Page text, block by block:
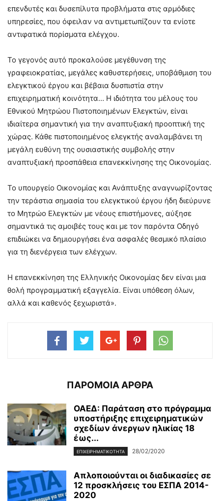
επενδυτές και δυσεπίλυτα προβλήματα στις αρμόδιες
υπηρεσίες, που όφειλαν να αντιμετωπίζουν τα ενίοτε
αντιφατικά πορίσματα ελέγχου.
Το γεγονός αυτό προκαλούσε μεγέθυνση της
γραφειοκρατίας, μεγάλες καθυστερήσεις, υποβάθμιση του
ελεγκτικού έργου και βέβαια δυσπιστία στην
επιχειρηματική κοινότητα… Η ιδιότητα του μέλους του
Εθνικού Μητρώου Πιστοποιημένων Ελεγκτών, είναι
ιδιαίτερα σημαντική για την αναπτυξιακή προοπτική της
χώρας. Κάθε πιστοποιημένος ελεγκτής αναλαμβάνει τη
μεγάλη ευθύνη της ουσιαστικής συμβολής στην
αναπτυξιακή προσπάθεια επανεκκίνησης της Οικονομίας.
Το υπουργείο Οικονομίας και Ανάπτυξης αναγνωρίζοντας
την τεράστια σημασία του ελεγκτικού έργου ήδη διεύρυνε
το Μητρώο Ελεγκτών με νέους επιστήμονες, αύξησε
σημαντικά τις αμοιβές τους και με τον παρόντα Οδηγό
επιδιώκει να δημιουργήσει ένα ασφαλές θεσμικό πλαίσιο
για τη διενέργεια των ελέγχων.
Η επανεκκίνηση της Ελληνικής Οικονομίας δεν είναι μια
θολή προγραμματική εξαγγελία. Είναι υπόθεση όλων,
αλλά και καθενός ξεχωριστά».
ΠΑΡΟΜΟΙΑ ΑΡΘΡΑ
ΟΑΕΔ: Παράταση στο πρόγραμμα
υποστήριξης επιχειρηματικών
σχεδίων άνεργων ηλικίας 18
έως...
ΕΠΙΧΕΙΡΗΜΑΤΙΚΌΤΗΤΑ 28/02/2020
Απλοποιούνται οι διαδικασίες σε
12 προσκλήσεις του ΕΣΠΑ 2014-
2020